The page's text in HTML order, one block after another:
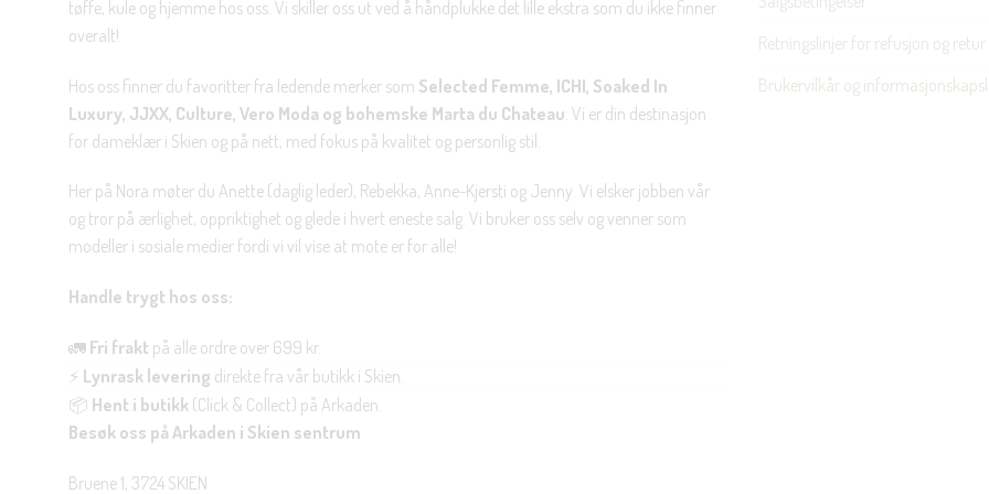
tøffe, kule og hjemme hos oss. Vi skiller oss ut ved å håndplukke det lille ekstra som du ikke finner
overalt!
Hos oss finner du favoritter fra ledende merker som Selected Femme, ICHI, Soaked In
Luxury, JJXX, Culture, Vero Moda og bohemske Marta du Chateau . Vi er din destinasjon
for dameklær i Skien og på nett, med fokus på kvalitet og personlig stil.
Her på Nora møter du Anette (daglig leder), Rebekka, Anne-Kjersti og Jenny. Vi elsker jobben vår
og tror på ærlighet, oppriktighet og glede i hvert eneste salg. Vi bruker oss selv og venner som
modeller i sosiale medier fordi vi vil vise at mote er for alle!
Handle trygt hos oss:
🚛 Fri frakt på alle ordre over 699 kr.
⚡ Lynrask levering direkte fra vår butikk i Skien.
📦 Hent i butikk (Click & Collect) på Arkaden.
Besøk oss på Arkaden i Skien sentrum
Bruene 1, 3724 SKIEN
Retningslinjer for refusjon og retur
Brukervilkår og